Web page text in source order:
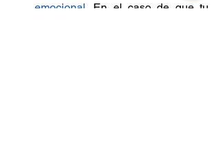
emocional . En el caso de que tu